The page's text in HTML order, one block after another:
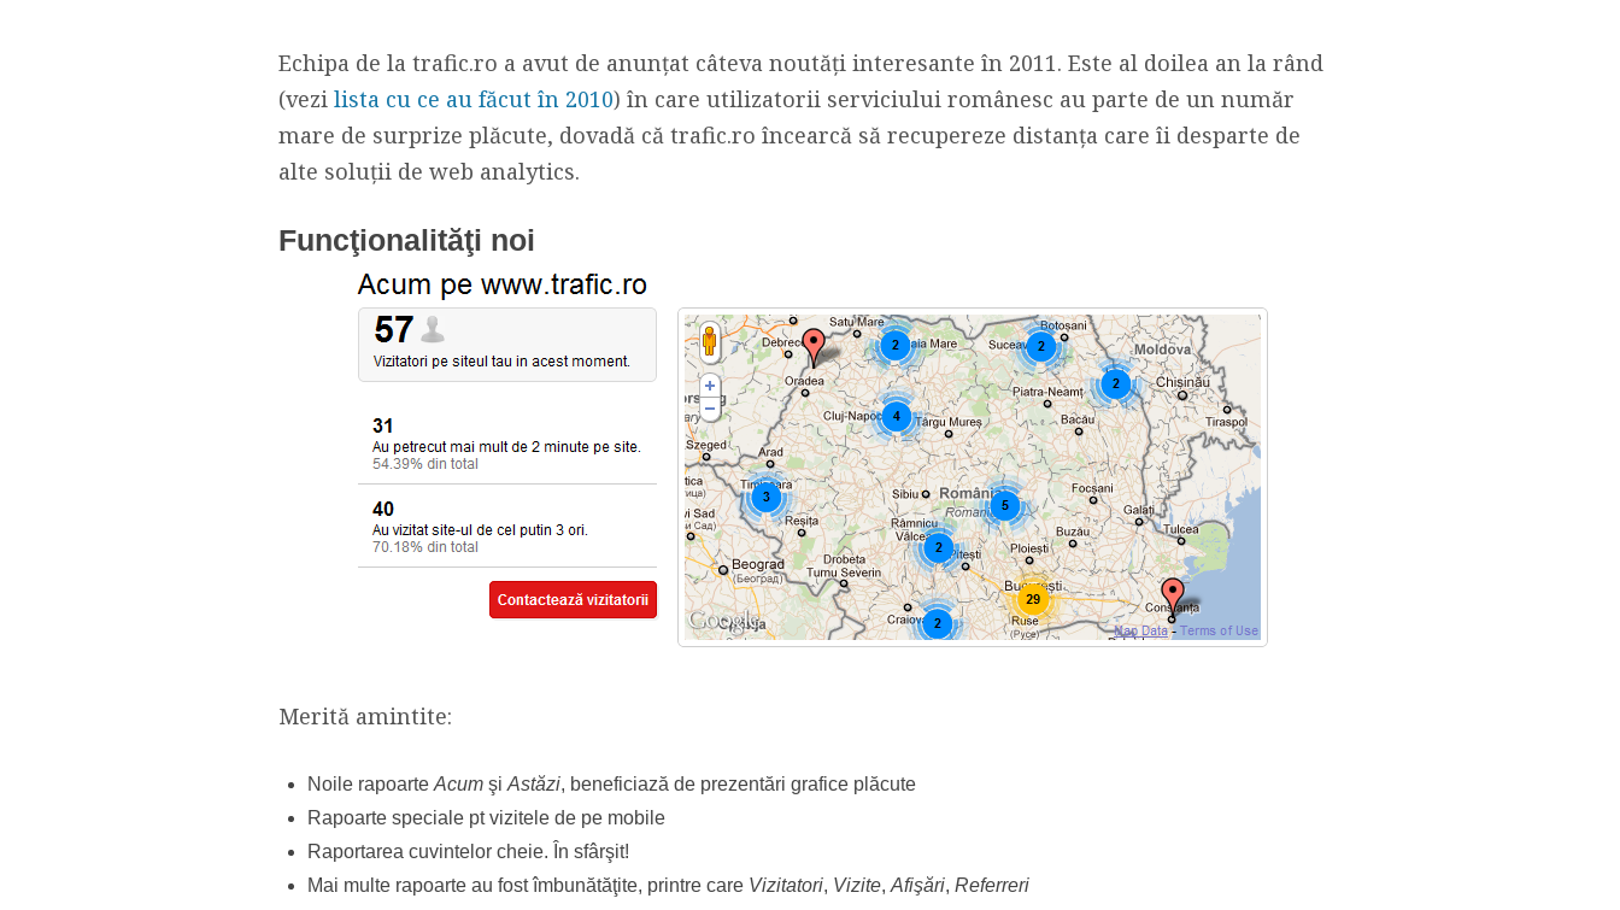
Echipa de la trafic.ro a avut de anunţat câteva noutăţi interesante în 2011. Este al doilea an la rând
(vezi lista cu ce au făcut în 2010) în care utilizatorii serviciului românesc au parte de un număr
mare de surprize plăcute, dovadă că trafic.ro încearcă să recupereze distanţa care îi desparte de
alte soluţii de web analytics.
Funcţionalităţi noi
Merită amintite:
Noile rapoarte Acum şi Astăzi, beneficiază de prezentări grafice plăcute
Rapoarte speciale pt vizitele de pe mobile
Raportarea cuvintelor cheie. În sfârşit!
Mai multe rapoarte au fost îmbunătăţite, printre care Vizitatori, Vizite, Afişări, Referreri